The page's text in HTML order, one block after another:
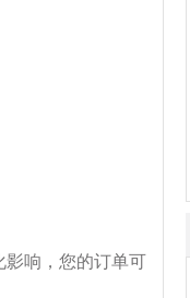
影响，您的订单可